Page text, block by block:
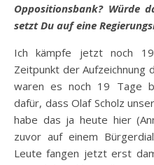
Oppositionsbank? Würde
setzt Du auf eine
Ich kämpfe jetzt noch
Zeitpunkt der Aufzeichnung
waren es noch 19 Tage
dafür, dass Olaf Scholz
habe das ja heute hier
zuvor auf einem
Leute fangen jetzt erst